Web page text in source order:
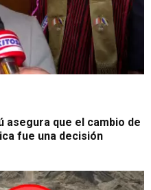
que el cambio de
fue una decisión